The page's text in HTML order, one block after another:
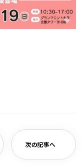
次の記事へ